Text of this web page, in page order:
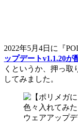
2022年5月4日に『
ップデートv1.1.20が
くというか、押っ取
してみました。